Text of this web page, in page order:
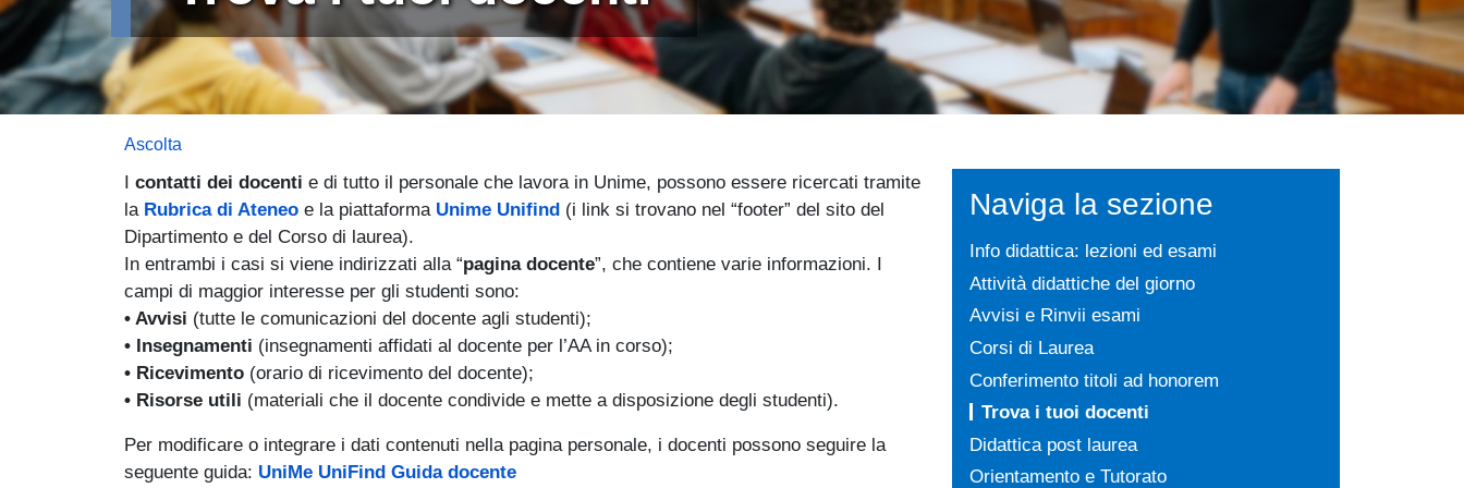
Ascolta
I contatti dei docenti e di tutto il personale che lavora in Unime, possono essere ricercati tramite
la Rubrica di Ateneo e la piattaforma Unime Unifind (i link si trovano nel “footer” del sito del
Dipartimento e del Corso di laurea).
In entrambi i casi si viene indirizzati alla “pagina docente”, che contiene varie informazioni. I
campi di maggior interesse per gli studenti sono:
• Avvisi (tutte le comunicazioni del docente agli studenti);
• Insegnamenti (insegnamenti affidati al docente per l’AA in corso);
• Ricevimento (orario di ricevimento del docente);
• Risorse utili (materiali che il docente condivide e mette a disposizione degli studenti).
Per modificare o integrare i dati contenuti nella pagina personale, i docenti possono seguire la
seguente guida: UniMe UniFind Guida docente
Naviga la sezione
Info didattica: lezioni ed esami
Attività didattiche del giorno
Avvisi e Rinvii esami
Corsi di Laurea
Conferimento titoli ad honorem
Trova i tuoi docenti
Didattica post laurea
Orientamento e Tutorato